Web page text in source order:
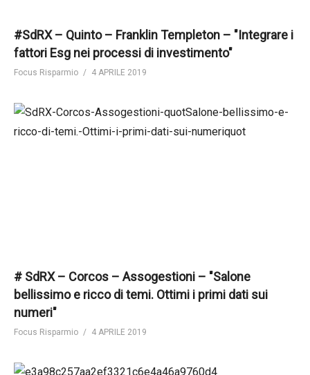
#SdRX – Quinto – Franklin Templeton – "Integrare i
fattori Esg nei processi di investimento"
Focus Risparmio 4 APRILE 2019
# SdRX – Corcos – Assogestioni – "Salone
bellissimo e ricco di temi. Ottimi i primi dati sui
numeri"
Focus Risparmio 4 APRILE 2019